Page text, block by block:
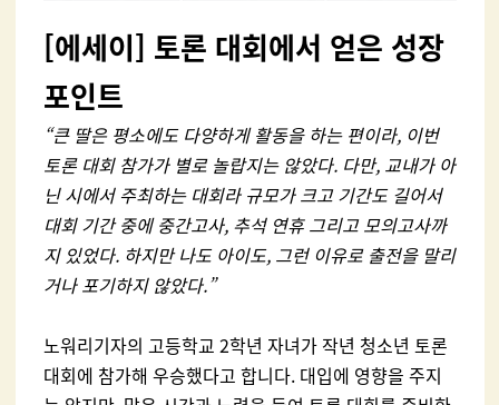
[에세이] 토론 대회에서 얻은 성장
포인트
“큰 딸은 평소에도 다양하게 활동을 하는 편이라, 이번
토론 대회 참가가 별로 놀랍지는 않았다. 다만, 교내가 아
닌 시에서 주최하는 대회라 규모가 크고 기간도 길어서
대회 기간 중에 중간고사, 추석 연휴 그리고 모의고사까
지 있었다. 하지만 나도 아이도, 그런 이유로 출전을 말리
거나 포기하지 않았다.”
노워리기자의 고등학교 2학년 자녀가 작년 청소년 토론
대회에 참가해 우승했다고 합니다. 대입에 영향을 주지